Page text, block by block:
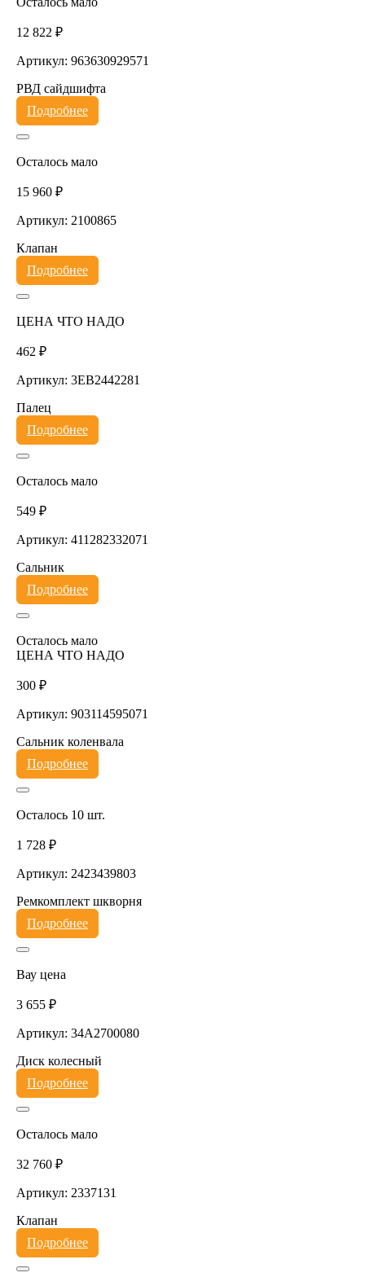
12 822 ₽
Артикул: 963630929571
РВД сайдшифта
Подробнее
Осталось мало
15 960 ₽
Артикул: 2100865
Клапан
Подробнее
ЦЕНА ЧТО НАДО
462 ₽
Артикул: 3EB2442281
Палец
Подробнее
Осталось мало
549 ₽
Артикул: 411282332071
Сальник
Подробнее
Осталось мало
ЦЕНА ЧТО НАДО
300 ₽
Артикул: 903114595071
Сальник коленвала
Подробнее
Осталось 10 шт.
1 728 ₽
Артикул: 2423439803
Ремкомплект шкворня
Подробнее
Вау цена
3 655 ₽
Артикул: 34A2700080
Диск колесный
Подробнее
Осталось мало
32 760 ₽
Артикул: 2337131
Клапан
Подробнее